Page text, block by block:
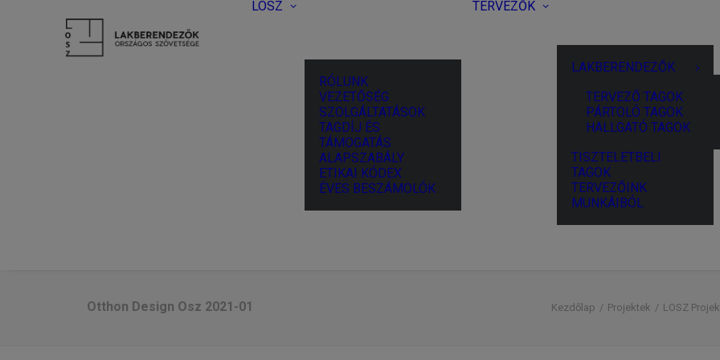
LOSZ
RÓLUNK
VEZETŐSÉG
SZOLGÁLTATÁSOK
TAGDÍJ ÉS
TÁMOGATÁS
ALAPSZABÁLY
ETIKAI KÓDEX
ÉVES BESZÁMOLÓK
TERVEZŐK
LAKBERENDEZŐK
TERVEZŐ TAGOK
PÁRTOLÓ TAGOK
HALLGATÓ TAGOK
TISZTELETBELI
TAGOK
TERVEZŐINK
MUNKÁIBÓL
Otthon Design Osz 2021-01 Kezdőlap Projektek LOSZ